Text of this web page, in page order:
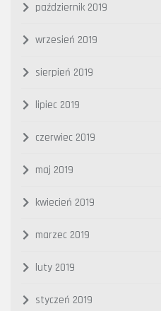
październik 2019
wrzesień 2019
sierpień 2019
lipiec 2019
czerwiec 2019
maj 2019
kwiecień 2019
marzec 2019
luty 2019
styczeń 2019